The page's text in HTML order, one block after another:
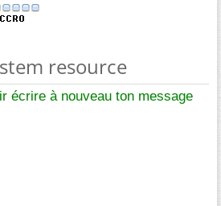
resource
écrire à nouveau ton message